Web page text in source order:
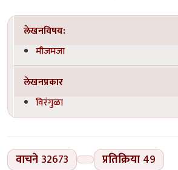
लेखनविषय:
मौजमजा
लेखनप्रकार
विरंगुळा
वाचने 32673 प्रतिक्रिया 49